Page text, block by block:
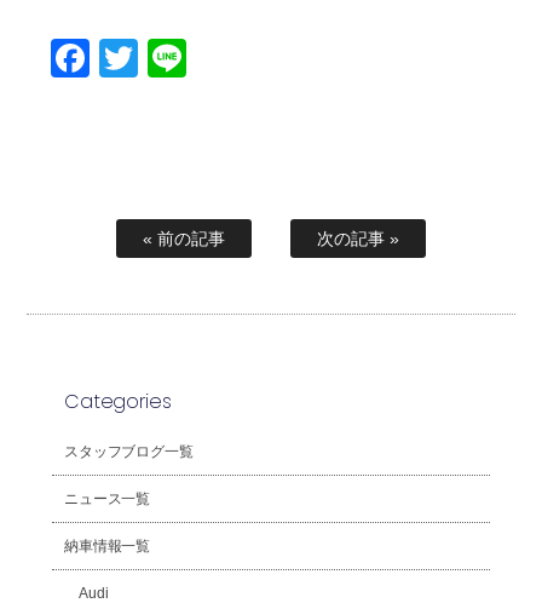
Facebook
Twitter
« 前の記事 次の記事 »
Categories
スタッフブログ一覧
ニュース一覧
納車情報一覧
Audi